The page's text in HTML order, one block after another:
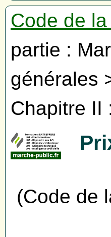
Code de
partie :
générales
Chapitre II
(Code de